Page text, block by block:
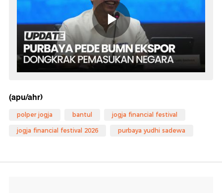
(apu/ahr)
polper jogja bantul jogja financial festival
jogja financial festival 2026 purbaya yudhi sadewa